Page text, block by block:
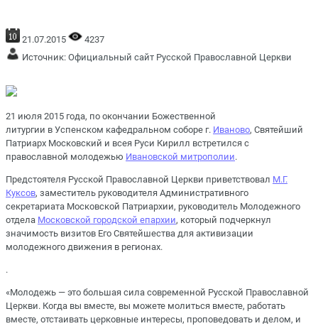
21.07.2015
4237
Источник: Официальный сайт Русской Православной Церкви
21 июля 2015 года, по окончании Божественной
литургии в Успенском кафедральном соборе г. Иваново, Святейший
Патриарх Московский и всея Руси Кирилл встретился с
православной молодежью Ивановской митрополии.
Предстоятеля Русской Православной Церкви приветствовал М.Г.
Куксов, заместитель руководителя Административного
секретариата Московской Патриархии, руководитель Молодежного
отдела Московской городской епархии, который подчеркнул
значимость визитов Его Святейшества для активизации
молодежного движения в регионах.
.
«Молодежь — это большая сила современной Русской Православной
Церкви. Когда вы вместе, вы можете молиться вместе, работать
вместе, отстаивать церковные интересы, проповедовать и делом, и